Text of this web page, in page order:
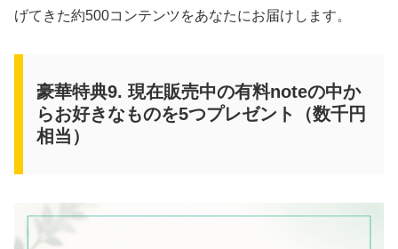
げてきた約500コンテンツをあなたにお届けします。
豪華特典9. 現在販売中の有料noteの中か
らお好きなものを5つプレゼント（数千円
相当）